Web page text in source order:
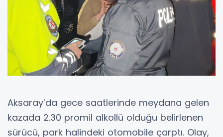
Aksaray’da gece saatlerinde meydana gelen
kazada 2.30 promil alkollü olduğu belirlenen
sürücü, park halindeki otomobile çarptı. Olay,